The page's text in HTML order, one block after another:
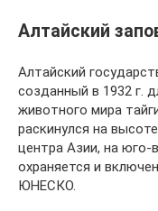
Алтайский
Алтайский
созданный в 1932 г.
животного мира
раскинулся на
центра Азии, на юго-
охраняется и
ЮНЕСКО.